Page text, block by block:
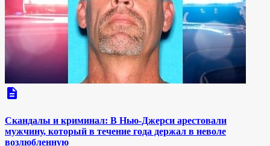
description
Скандалы и криминал: В Нью-Джерси арестовали
мужчину, который в течение года держал в неволе
возлюбленную